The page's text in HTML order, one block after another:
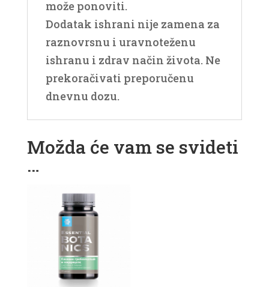
može ponoviti.
Dodatak ishrani nije zamena za
raznovrsnu i uravnoteženu
ishranu i zdrav način života. Ne
prekoračivati preporučenu
dnevnu dozu.
Možda će vam se svideti
…